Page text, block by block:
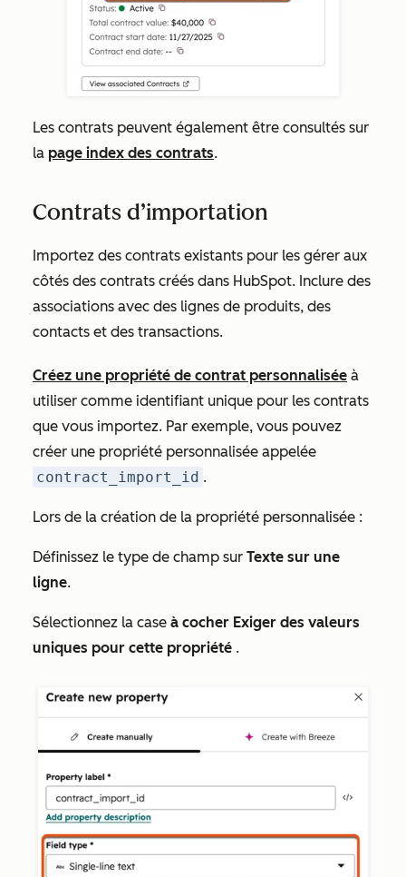
Les contrats peuvent également être consultés sur
la page index des contrats.
Contrats d’importation
Importez des contrats existants pour les gérer aux
côtés des contrats créés dans HubSpot. Inclure des
associations avec des lignes de produits, des
contacts et des transactions.
Créez une propriété de contrat personnalisée à
utiliser comme identifiant unique pour les contrats
que vous importez. Par exemple, vous pouvez
créer une propriété personnalisée appelée
contract_import_id .
Lors de la création de la propriété personnalisée :
Définissez le type de champ sur Texte sur une
ligne.
Sélectionnez la case à cocher Exiger des valeurs
uniques pour cette propriété .